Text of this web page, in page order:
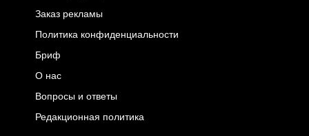
Заказ рекламы
Политика конфиденциальности
Бриф
О нас
Вопросы и ответы
Редакционная политика